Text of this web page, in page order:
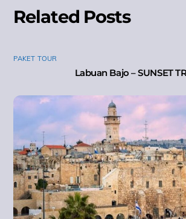
Related Posts
PAKET TOUR
Labuan Bajo – SUNSET